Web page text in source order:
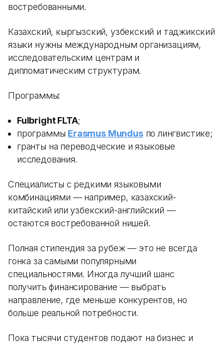
востребованными.
Казахский, кыргызский, узбекский и таджикский
языки нужны международным организациям,
исследовательским центрам и
дипломатическим структурам.
Программы:
Fulbright FLTA;
программы Erasmus Mundusпо лингвистике;
гранты на переводческие и языковые
исследования.
Специалисты с редкими языковыми
комбинациями — например, казахский-
китайский или узбекский-английский —
остаются востребованной нишей.
Полная стипендия за рубеж — это не всегда
гонка за самыми популярными
специальностями. Иногда лучший шанс
получить финансирование — выбрать
направление, где меньше конкурентов, но
больше реальной потребности.
Пока тысячи студентов подают на бизнес и